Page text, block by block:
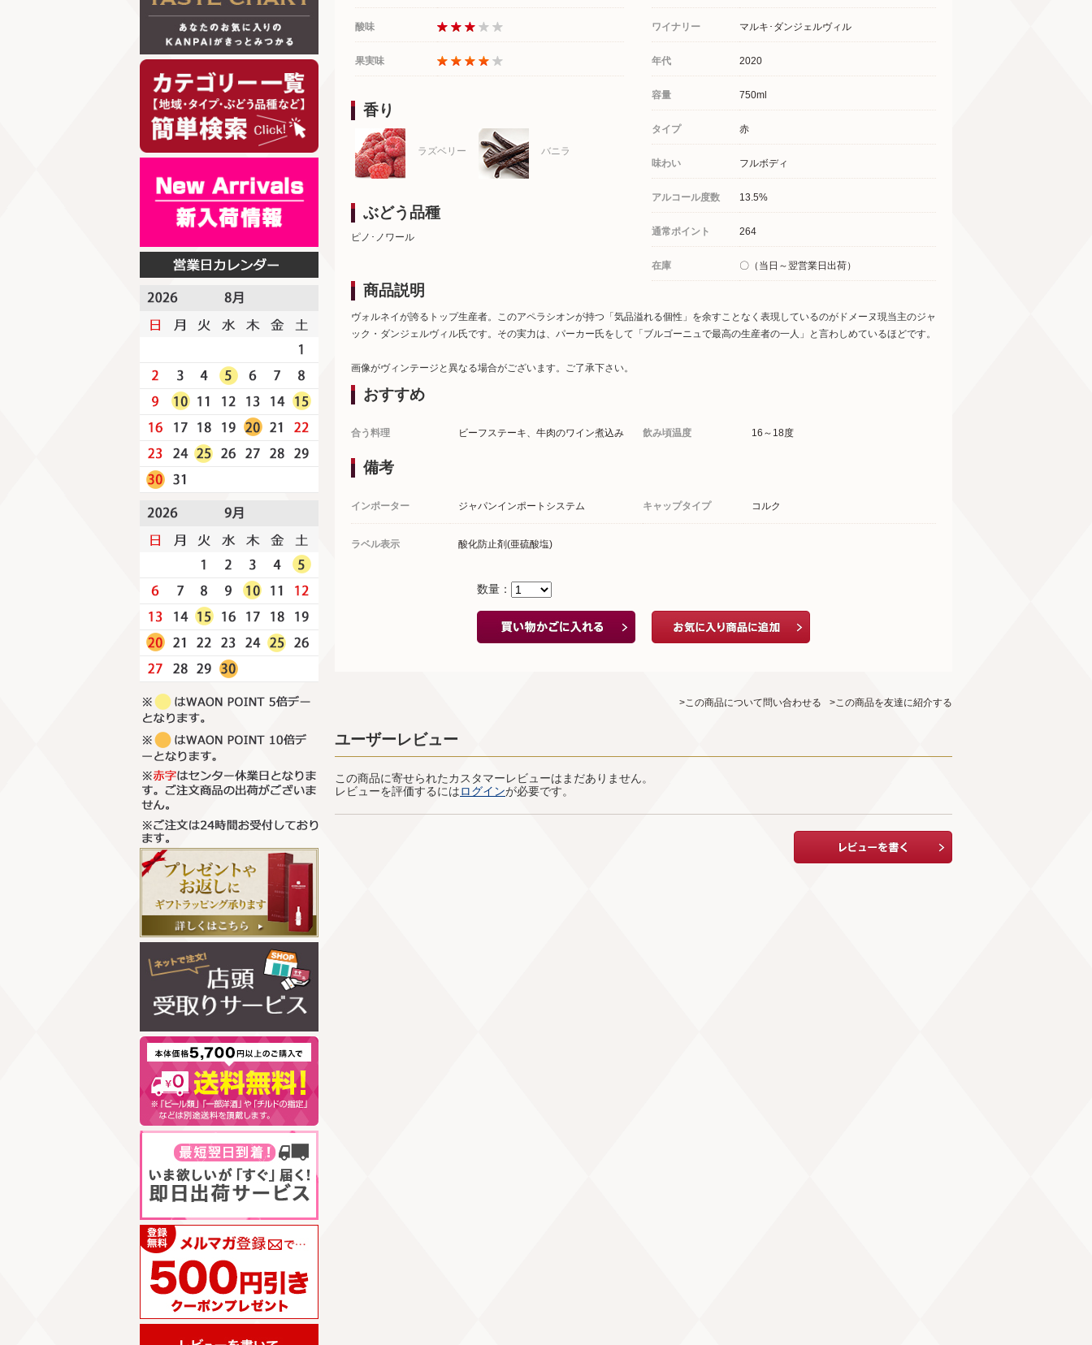
ワイナリー マルキ･ダンジェルヴィル
年代 2020
容量 750ml
タイプ 赤
味わい フルボディ
アルコール度数 13.5%
通常ポイント 264
在庫 〇（当日～翌営業日出荷）
酸味
果実味
香り
ラズベリー バニラ
ぶどう品種
ピノ･ノワール
商品説明
ヴォルネイが誇るトップ生産者。このアペラシオンが持つ「気品溢れる個性」を余すことなく表現しているのがドメーヌ現当主のジャ
ック・ダンジェルヴィル氏です。その実力は、パーカー氏をして「ブルゴーニュで最高の生産者の一人」と言わしめているほどです。
画像がヴィンテージと異なる場合がございます。ご了承下さい。
おすすめ
合う料理 ビーフステーキ、牛肉のワイン煮込み 飲み頃温度 16～18度
備考
インポーター ジャパンインポートシステム キャップタイプ コルク
ラベル表示 酸化防止剤(亜硫酸塩)
数量：
>この商品について問い合わせる >この商品を友達に紹介する
ユーザーレビュー
この商品に寄せられたカスタマーレビューはまだありません。
レビューを評価するにはログインが必要です。